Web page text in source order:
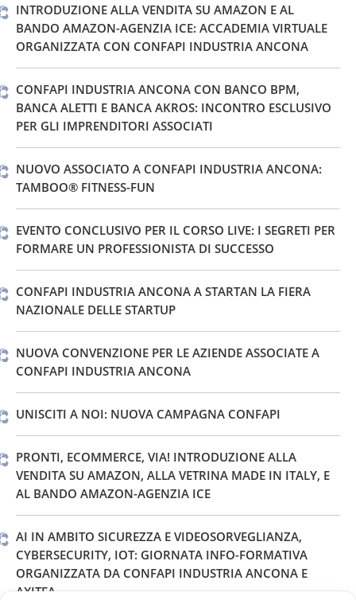
INTRODUZIONE ALLA VENDITA SU AMAZON E AL
BANDO AMAZON-AGENZIA ICE: ACCADEMIA VIRTUALE
ORGANIZZATA CON CONFAPI INDUSTRIA ANCONA
CONFAPI INDUSTRIA ANCONA CON BANCO BPM,
BANCA ALETTI E BANCA AKROS: INCONTRO ESCLUSIVO
PER GLI IMPRENDITORI ASSOCIATI
NUOVO ASSOCIATO A CONFAPI INDUSTRIA ANCONA:
TAMBOO® FITNESS-FUN
EVENTO CONCLUSIVO PER IL CORSO LIVE: I SEGRETI PER
FORMARE UN PROFESSIONISTA DI SUCCESSO
CONFAPI INDUSTRIA ANCONA A STARTAN LA FIERA
NAZIONALE DELLE STARTUP
NUOVA CONVENZIONE PER LE AZIENDE ASSOCIATE A
CONFAPI INDUSTRIA ANCONA
UNISCITI A NOI: NUOVA CAMPAGNA CONFAPI
PRONTI, ECOMMERCE, VIA! INTRODUZIONE ALLA
VENDITA SU AMAZON, ALLA VETRINA MADE IN ITALY, E
AL BANDO AMAZON-AGENZIA ICE
AI IN AMBITO SICUREZZA E VIDEOSORVEGLIANZA,
CYBERSECURITY, IOT: GIORNATA INFO-FORMATIVA
ORGANIZZATA DA CONFAPI INDUSTRIA ANCONA E
AXITEA